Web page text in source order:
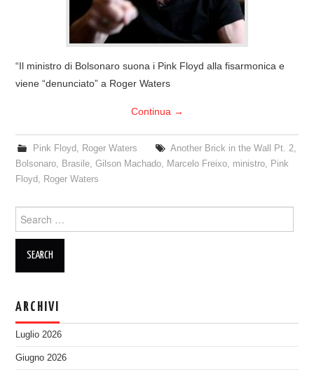
DISCOGRAFIA
LINKS
RELICS – SFALCI E RAMAGLIE
PINKFLOYDIANE
POLICY/COOKIES
“Il ministro di Bolsonaro suona i Pink Floyd alla fisarmonica e
viene “denunciato” a Roger Waters
Continua →
Pink Floyd, Roger Waters Another Brick in the Wall Pt. 2,
Bolsonaro, Brasile,Gilson Machado, Marcelo Freixo, ministro, Pink
Floyd, Roger Waters
for:
ARCHIVI
Luglio 2026
Giugno 2026